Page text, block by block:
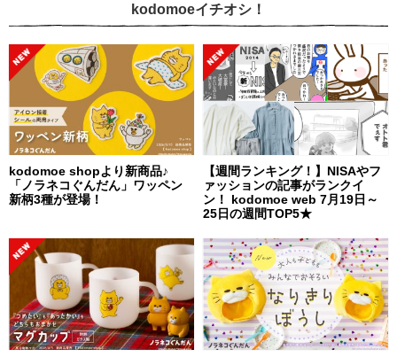
kodomoeイチオシ！
kodomoe shopより新商品♪
「ノラネコぐんだん」ワッペン
新柄3種が登場！
【週間ランキング！】NISAやフ
ァッションの記事がランクイ
ン！ kodomoe web 7月19日～
25日の週間TOP5★